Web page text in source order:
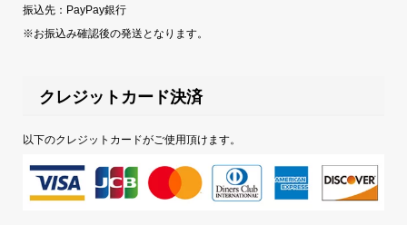
振込先：PayPay銀行
※お振込み確認後の発送となります。
クレジットカード決済
以下のクレジットカードがご使用頂けます。